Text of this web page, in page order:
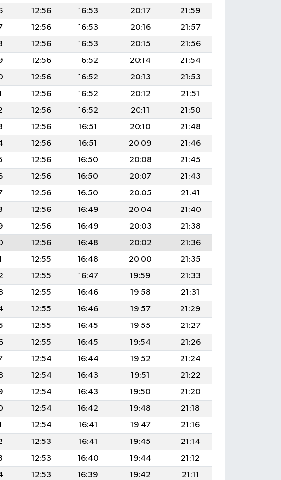
12:56 16:53 20:17
21:59
12:56 16:53 20:16
21:57
12:56 16:53 20:15
21:56
12:56 16:52 20:14
21:54
12:56 16:52 20:13
21:53
12:56 16:52 20:12
21:51
12:56 16:52 20:11
21:50
12:56 16:51 20:10
21:48
12:56 16:51 20:09
21:46
12:56 16:50 20:08
21:45
12:56 16:50 20:07
21:43
12:56 16:50 20:05
21:41
12:56 16:49 20:04
21:40
12:56 16:49 20:03
21:38
12:56 16:48 20:02
21:36
12:55 16:48 20:00
21:35
12:55 16:47 19:59
21:33
12:55 16:46 19:58
21:31
12:55 16:46 19:57
21:29
12:55 16:45 19:55
21:27
12:55 16:45 19:54
21:26
12:54 16:44 19:52
21:24
12:54 16:43 19:51
21:22
12:54 16:43 19:50
21:20
12:54 16:42 19:48
21:18
12:54 16:41 19:47
21:16
12:53 16:41 19:45
21:14
12:53 16:40 19:44
21:12
12:53 16:39 19:42
21:11